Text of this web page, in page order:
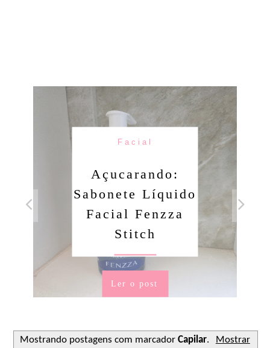
Facial
Açucarando:
Sabonete Líquido
Facial Fenzza
Stitch
Ler o post
Mostrando postagens com marcadorCapilar.
Mostrar